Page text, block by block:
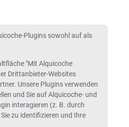
Plugins sowohl auf als
"Mit Alquicoche
Drittanbieter-Websites
Unsere Plugins verwenden
und Sie auf Alquicoche- und
interagieren (z. B. durch
zu identifizieren und Ihre